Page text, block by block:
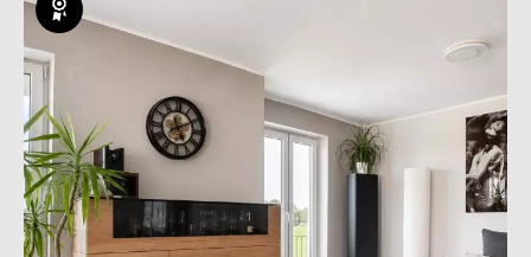
Exklusiv